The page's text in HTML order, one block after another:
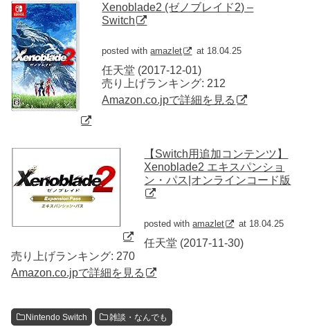
Xenoblade2 (ゼノブレイド2) –
Switch
posted withamazlet at 18.04.25
任天堂 (2017-12-01)
売り上げランキング: 212
Amazon.co.jpで詳細を見る
【Switch用追加コンテンツ】
Xenoblade2 エキスパンショ
ン・パス|オンラインコード版
posted withamazlet at 18.04.25
任天堂 (2017-11-30)
売り上げランキング: 270
Amazon.co.jpで詳細を見る
Nintendo Switch 雑談・なんでも